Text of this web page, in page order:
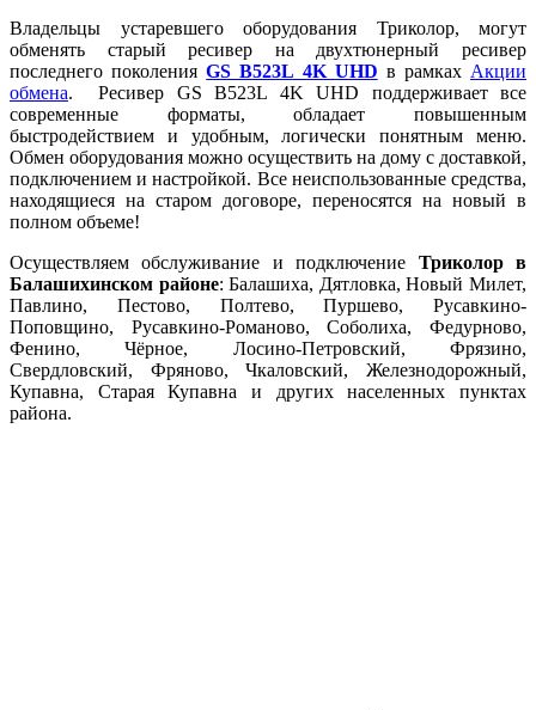
Владельцы устаревшего оборудования Триколор, могут
обменять старый ресивер на двухтюнерный ресивер
последнего поколенияGS B523L 4K UHD в рамках Акции
обмена. Ресивер GS B523L 4K UHD поддерживает все
современные форматы, обладает повышенным
быстродействием и удобным, логически понятным меню.
Обмен оборудования можно осуществить на дому с доставкой,
подключением и настройкой. Все неиспользованные средства,
находящиеся на старом договоре, переносятся на новый в
полном объеме!
Осуществляем обслуживание и подключение Триколор в
Балашихинском районе: Балашиха, Дятловка, Новый Милет,
Павлино, Пестово, Полтево, Пуршево, Русавкино-
Поповщино, Русавкино-Романово, Соболиха, Федурново,
Фенино, Чёрное, Лосино-Петровский, Фрязино,
Свердловский, Фряново, Чкаловский, Железнодорожный,
Купавна, Старая Купавна и других населенных пунктах
района.